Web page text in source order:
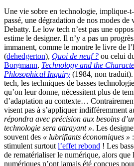
Une vie sobre en technologie, implique-
passé, une dégradation de nos modes
Debatty. Le low tech n’est pas une
estime le designer. Il n’y a pas un
immanent, comme le montre le livre de
(dehedgerton), Quoi de neuf ? ou celui
Borgmann, Technology and the
Phlosophical Inquiry (1984, non
tech, les techniques de basses
qu’on leur donne, nécessitent plus de
d’adaptation au contexte…
visent pas à s’appliquer indifféremment
répondra avec précision aux besoins
technologie sera attrayant ». Les
souvent des « lubrifiants économiques »
stimulent surtout l’effet rebond ! Les
de rematérialiser le numérique, alors que
numériques n’ont jamais été conçues